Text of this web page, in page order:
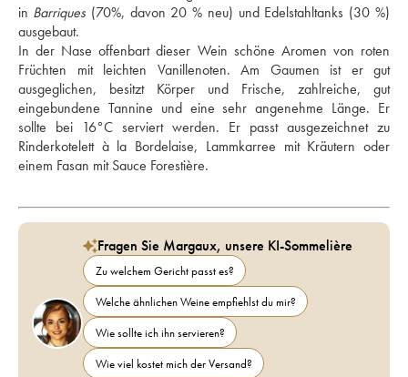
in Barriques (70%, davon 20 % neu) und Edelstahltanks (30 %)
ausgebaut.
In der Nase offenbart dieser Wein schöne Aromen von roten
Früchten mit leichten Vanillenoten. Am Gaumen ist er gut
ausgeglichen, besitzt Körper und Frische, zahlreiche, gut
eingebundene Tannine und eine sehr angenehme Länge. Er
sollte bei 16°C serviert werden. Er passt ausgezeichnet zu
Rinderkotelett à la Bordelaise, Lammkarree mit Kräutern oder
einem Fasan mit Sauce Forestière.
Fragen Sie Margaux, unsere KI-Sommelière
Zu welchem Gericht passt es?
Welche ähnlichen Weine empfiehlst du mir?
Wie sollte ich ihn servieren?
Wie viel kostet mich der Versand?